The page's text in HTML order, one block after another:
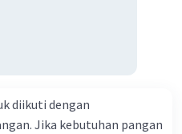
diikuti dengan
Jika kebutuhan pangan